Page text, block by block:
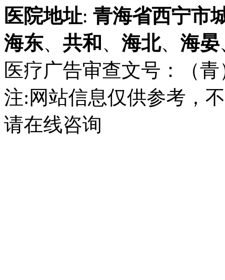
医院地址: 青海省西宁市
海东、 共和 、 海北、 海晏
医疗广告审查文号：（
注:网站信息仅供参考，
请在线咨询